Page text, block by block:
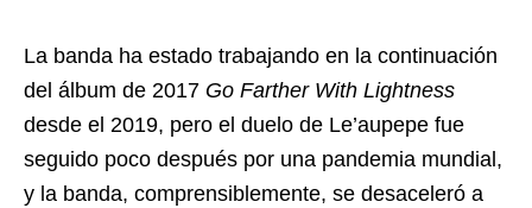
La banda ha estado trabajando en la continuación
del álbum de 2017 Go Farther With Lightness
desde el 2019, pero el duelo de Le’aupepe fue
seguido poco después por una pandemia mundial,
y la banda, comprensiblemente, se desaceleró a